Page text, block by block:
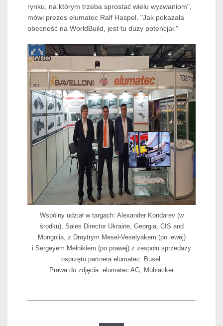
rynku, na którym trzeba sprostać wielu wyzwaniom",
mówi prezes elumatec Ralf Haspel. "Jak pokazała
obecność na WorldBuild, jest tu duży potencjał."
Wspólny udział w targach: Alexander Kondarev (w
środku), Sales Director Ukraine, Georgia, CIS and
Mongolia, z Dmytrym Mesel-Veselyakem (po lewej)
i Sergeyem Melnikiem (po prawej) z zespołu sprzedaży
osprzętu partnera elumatec: Busel.
Prawa do zdjęcia: elumatec AG, Mühlacker